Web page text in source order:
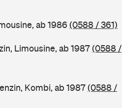
ab 1986 (0588 / 361)
Limousine, ab 1987(0588 /
Kombi, ab 1987(0588 /